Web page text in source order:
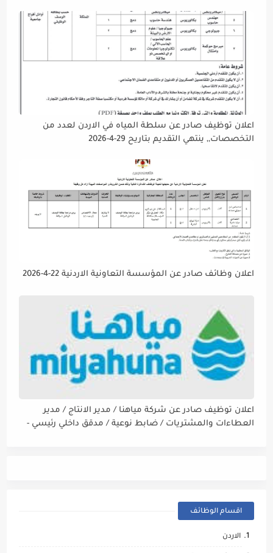
إتاحة الفرصة الكافية أمام الجميع لاستكمال إجراءات التقديم.
اعلان توظيف صادر عن سلطة المياه في الاردن لعدد من
التخصصات,, ينتهي التقديم بتاريح 29-4-2026
اعلان وظائف صادر عن المؤسسة التعاونية الاردنية 22-4-2026
اعلان توظيف صادر عن شركة مياهنا / مدير الانتاج / مدير
العطاءات والمشتريات / ضابط نوعية / مدقق داخلي رئيسي -
اقسام الوظائف
الاردن